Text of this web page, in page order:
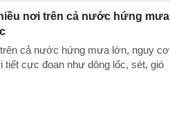
nơi trên cả nước hứng mưa
cả nước hứng mưa lớn, nguy cơ
cực đoan như dông lốc, sét, gió